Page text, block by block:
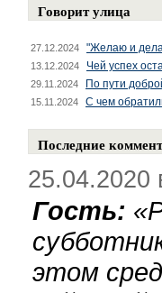
Говорит улица
27.12.2024 "Желаю и
13.12.2024 Чей успех
29.11.2024 По пути
15.11.2024 С чем
Последние
25.04.2020
Гость: «
этом